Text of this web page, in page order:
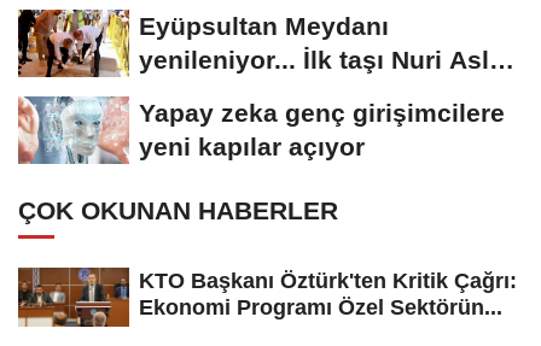
Eyüpsultan Meydanı
yenileniyor... İlk taşı Nuri Aslan
Yapay zeka genç girişimcilere
yeni kapılar açıyor
ÇOK OKUNAN HABERLER
KTO Başkanı Öztürk'ten Kritik Çağrı:
Ekonomi Programı Özel Sektörün...